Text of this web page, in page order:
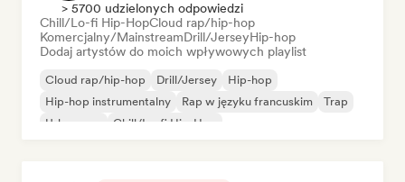
> 5700 udzielonych odpowiedzi
Chill/Lo-fi Hip-HopCloud rap/hip-hop
Komercjalny/MainstreamDrill/JerseyHip-hop
Dodaj artystów do moich wpływowych playlist
Cloud rap/hip-hop Drill/Jersey
Hip-hop
Hip-hop instrumentalny
Rap w języku francuskim
Trap
Urban pop
Chill/Lo-fi Hip-Hop